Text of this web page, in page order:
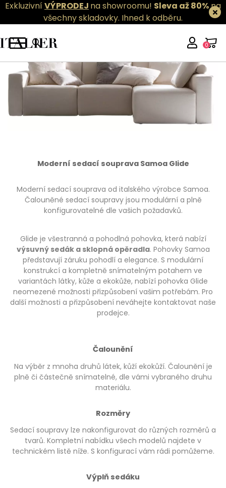
ExkluzivníVÝPRODEJ na showroomu! Sleva až 80%na
všechny skladovky. Ihned k odběru.
0
Moderní sedací souprava Samoa Glide
Moderní sedací souprava od italského výrobce Samoa.
Čalouněné sedací soupravy jsou modulární a plně
konfigurovatelné dle vašich požadavků.
Glide je všestranná a pohodlná pohovka, která nabízí
výsuvný sedák a sklopná opěradla. Pohovky Samoa
představují záruku pohodlí a elegance. S modulární
konstrukcí a kompletně snímatelným potahem ve
variantách látky, kůže a ekokůže, nabízí pohovka Glide
neomezené možnosti přizpůsobení vašim potřebám. Pro
další možnosti a přizpůsobení neváhejte kontaktovat naše
prodejce.
Čalounění
Na výběr z mnoha druhů látek, kůží ekokůží. Čalounění je
plně či částečně snímatelné, dle vámi vybraného druhu
materiálu.
Rozměry
Sedací soupravy lze nakonfigurovat do různých rozměrů a
tvarů. Kompletní nabídku všech modelů najdete v
technickém listě níže. S konfigurací vám rádi pomůžeme.
Výplň sedáku